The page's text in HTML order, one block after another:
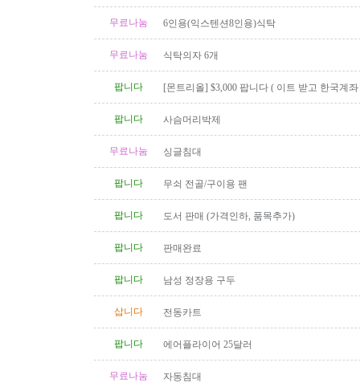
무료나눔 6인용(익스텐션8인용)식탁
무료나눔 식탁의자 6개
팝니다
[몬트리올] $3,000 팝니다 ( 이트 받고 한국계
팝니다
사슴머리박제
무료나눔 싱글침대
팝니다 무쇠 전골/구이용 팬
팝니다 도서 판매 (가격인하, 품목추가)
팝니다 판매완료
팝니다 남성 정장용 구두
삽니다 전동카트
팝니다 에어플라이어 25달러
무료나눔 자동침대